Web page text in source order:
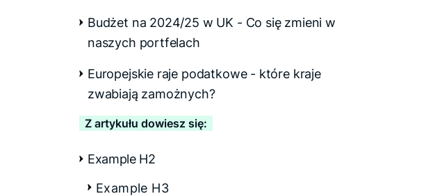
Budżet na 2024/25 w UK - Co się zmieni w
naszych portfelach
Europejskie raje podatkowe - które kraje
zwabiają zamożnych?
Z artykułu dowiesz się:
Example H2
Example H3